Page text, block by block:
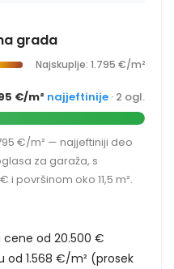
grada
Najskuplje: 1.795 €/m²
€/m² najjeftinije · 2 ogl.
€/m² — najjeftiniji deo
za garaža, s
površinom oko 11,5 m².
cene od 20.500 €
od 1.568 €/m² (prosek